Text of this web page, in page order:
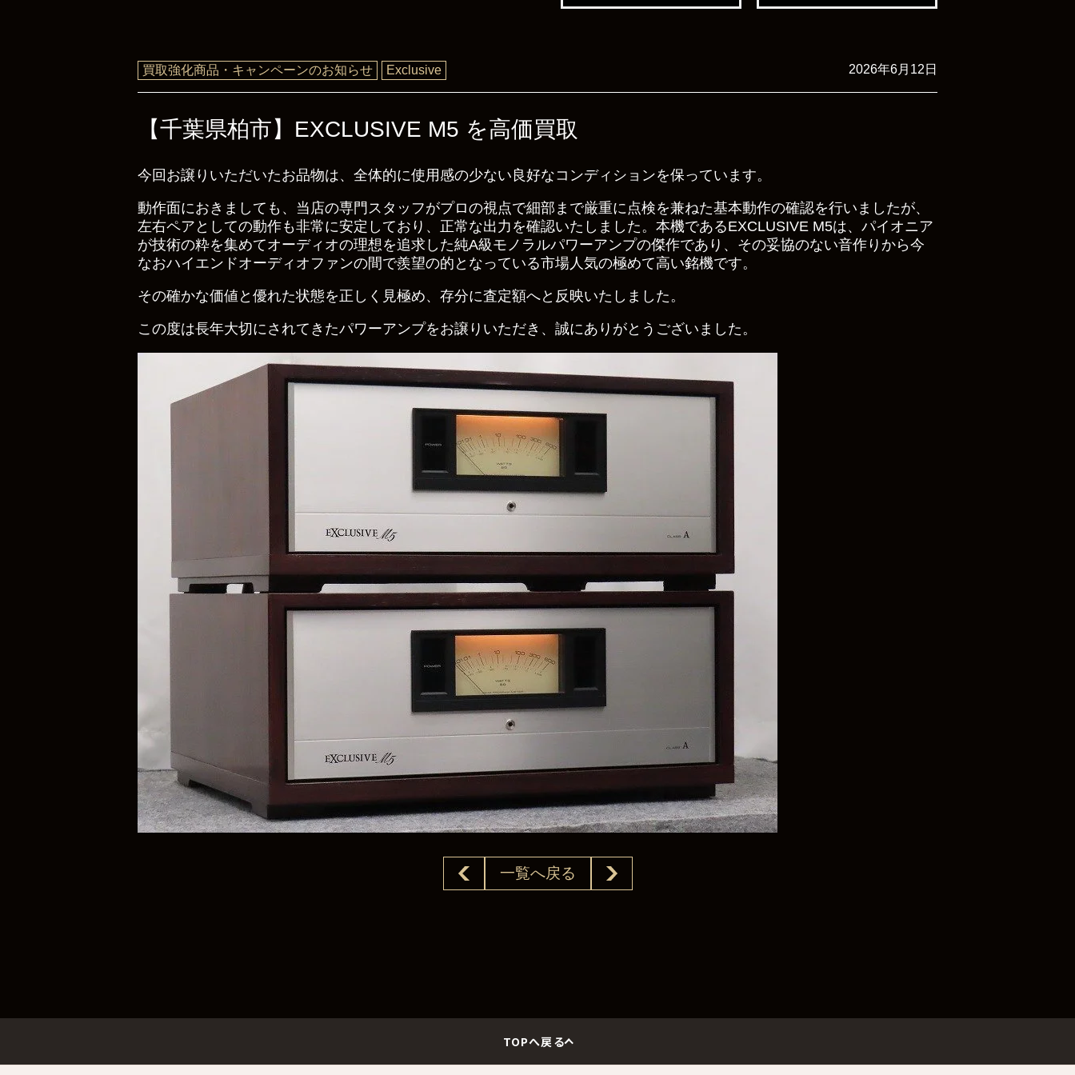
買取強化商品・キャンペーンのお知らせ Exclusive 2026年6月12日
【千葉県柏市】EXCLUSIVE M5 を高価買取
今回お譲りいただいたお品物は、全体的に使用感の少ない良好なコンディションを保っています。
動作面におきましても、当店の専門スタッフがプロの視点で細部まで厳重に点検を兼ねた基本動作の確認を行いましたが、
左右ペアとしての動作も非常に安定しており、正常な出力を確認いたしました。本機であるEXCLUSIVE M5は、パイオニア
が技術の粋を集めてオーディオの理想を追求した純A級モノラルパワーアンプの傑作であり、その妥協のない音作りから今
なおハイエンドオーディオファンの間で羨望の的となっている市場人気の極めて高い銘機です。
その確かな価値と優れた状態を正しく見極め、存分に査定額へと反映いたしました。
この度は長年大切にされてきたパワーアンプをお譲りいただき、誠にありがとうございました。
一覧へ戻る
TOPへ戻る